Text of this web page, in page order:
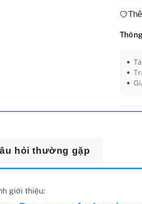
hỏi thường gặp
giới thiệu: